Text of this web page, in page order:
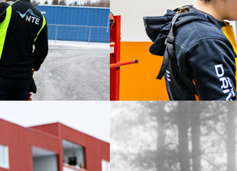
hovedkontor i
– Det ble bra, jo! Tenk
det!
Les mer
5. des. 2025
Må lære seg å